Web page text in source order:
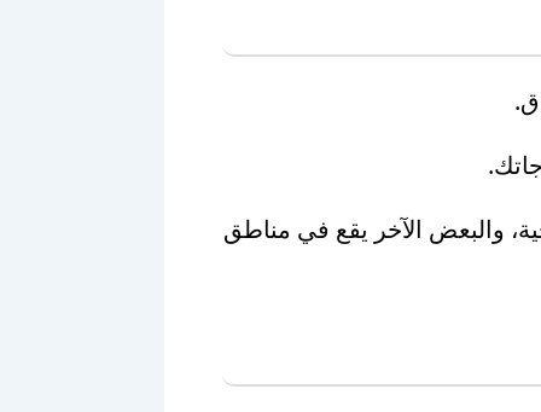
والبعض الآخر يقع في مناطق